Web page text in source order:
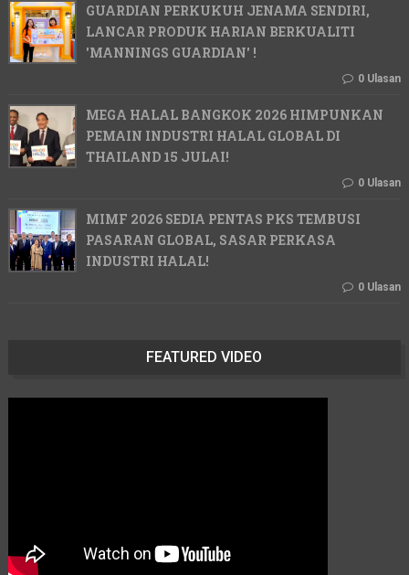
GUARDIAN PERKUKUH JENAMA SENDIRI,
LANCAR PRODUK HARIAN BERKUALITI
'MANNINGS GUARDIAN' !
0 Ulasan
MEGA HALAL BANGKOK 2026 HIMPUNKAN
PEMAIN INDUSTRI HALAL GLOBAL DI
THAILAND 15 JULAI!
0 Ulasan
MIMF 2026 SEDIA PENTAS PKS TEMBUSI
PASARAN GLOBAL, SASAR PERKASA
INDUSTRI HALAL!
0 Ulasan
FEATURED VIDEO